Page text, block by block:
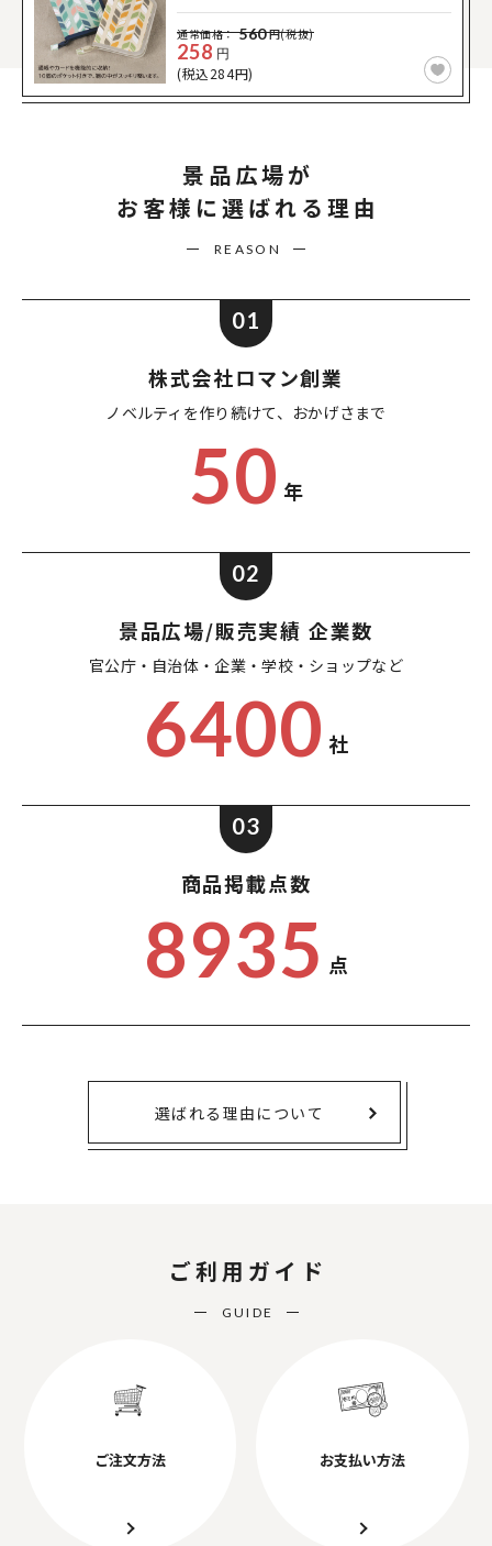
通常価格： 560円(税抜)
258 円
(税込284円)
景品広場が
お客様に選ばれる理由
REASON
01
株式会社ロマン創業
ノベルティを作り続けて、 おかげさまで
50 年
02
景品広場/販売実績 企業数
官公庁・自治体・企業・学校・ショップなど
6400 社
03
商品掲載点数
8935 点
選ばれる理由について
ご利用ガイド
GUIDE
ご注文方法 お支払い方法